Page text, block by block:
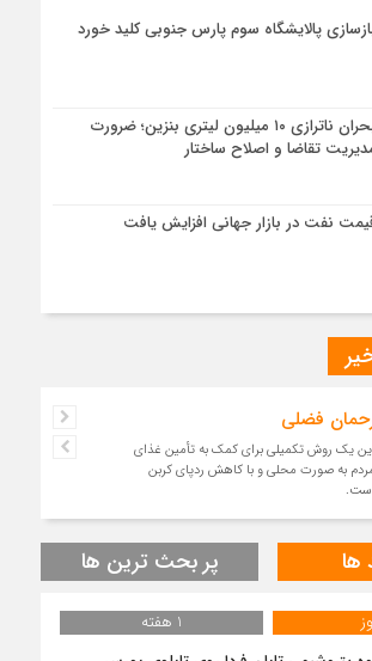
پالایشگاه سوم پارس جنوبی کلید خورد
بحران ناترازی ۱۰ میلیون لیتری بنزین؛ ضرورت
تقاضا و اصلاح ساختار
نفت در بازار جهانی افزایش یافت
فضلی
یک روش تکمیلی برای کمک به تأمین غذای
به صورت محلی و با کاهش ردپای کربن
ها پر بحث ترین ها
1 هفته